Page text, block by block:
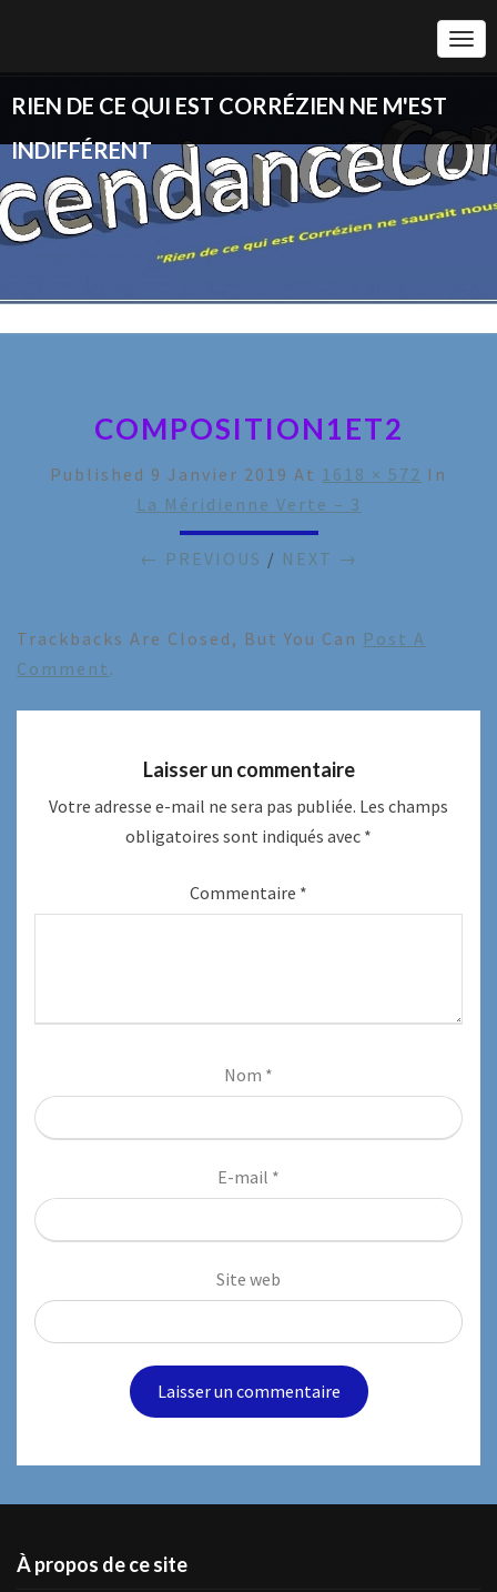
RIEN DE CE QUI EST CORRÉZIEN NE M'EST
INDIFFÉRENT
COMPOSITION1ET2
Published 9 Janvier 2019 At 1618 × 572 In
La Méridienne Verte – 3
← PREVIOUS / NEXT →
Trackbacks Are Closed, But You Can Post A
Comment .
Laisser un commentaire
Votre adresse e-mail ne sera pas publiée. Les champs
obligatoires sont indiqués avec *
Commentaire *
Nom *
E-mail *
Site web
À propos de ce site